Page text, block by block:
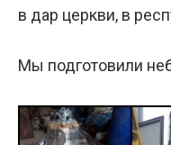
в дар церкви, в
Мы подготовили